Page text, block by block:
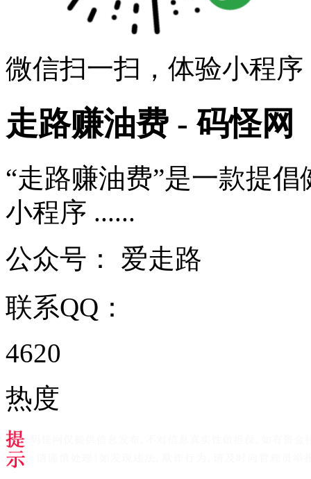
微信扫一扫，体验小程序
走路赚油费 - 码怪网
“走路赚油费”是一款提
小程序 ......
公众号： 爱走路
联系QQ：
4620
热度